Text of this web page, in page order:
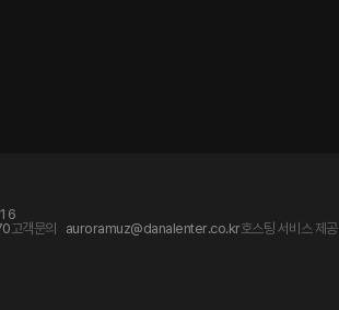
고객문의 auroramuz@danalenter.co.kr호스팅 서비스 제공